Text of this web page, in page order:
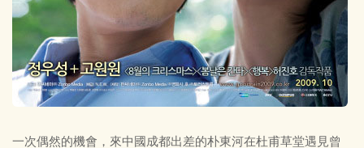
一次偶然的機會，來中國成都出差的朴東河在杜甫草堂遇見曾